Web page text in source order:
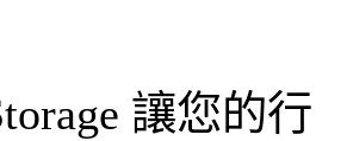
讓您的行